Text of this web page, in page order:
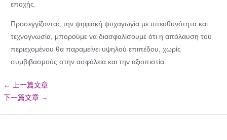
εποχής.
Προσεγγίζοντας την ψηφιακή ψυχαγωγία με υπευθυνότητα και
τεχνογνωσία, μπορούμε να διασφαλίσουμε ότι η απόλαυση του
περιεχομένου θα παραμείνει υψηλού επιπέδου, χωρίς
συμβιβασμούς στην ασφάλεια και την αξιοπιστία.
←
上一篇文章
下一篇文章 →